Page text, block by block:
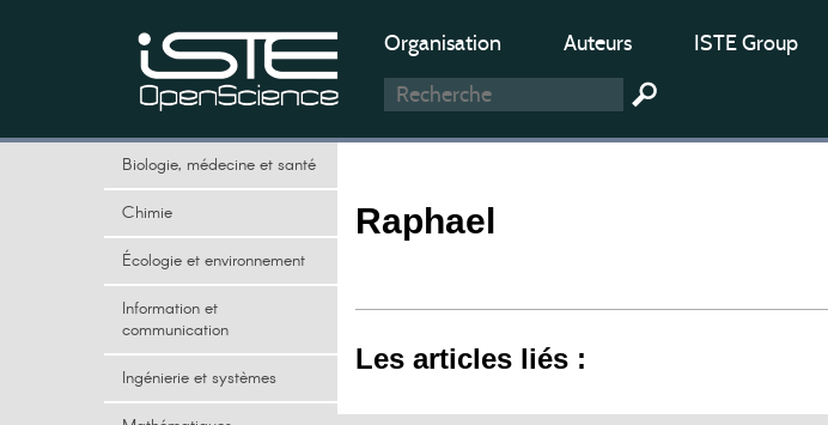
Organisation Auteurs ISTE Group
Biologie, médecine et santé
Chimie
Écologie et environnement
Information et
communication
Ingénierie et systèmes
Raphael
Les articles liés :